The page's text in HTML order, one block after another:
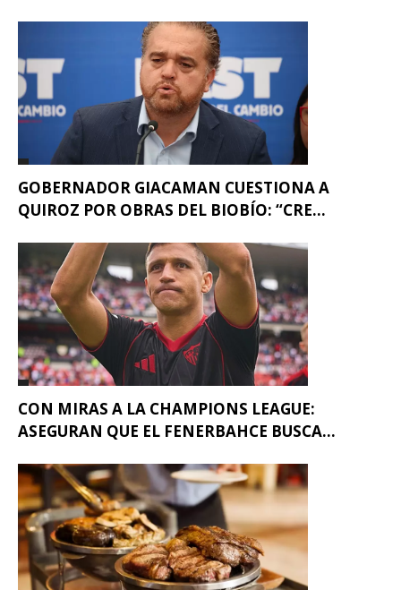
GOBERNADOR GIACAMAN CUESTIONA A
QUIROZ POR OBRAS DEL BIOBÍO: “CRE...
CON MIRAS A LA CHAMPIONS LEAGUE:
ASEGURAN QUE EL FENERBAHCE BUSCA...